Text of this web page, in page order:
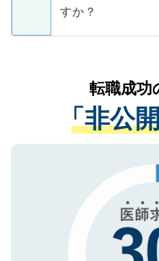
ています。
支援を目的に使用
ているすべての個
は、個人情報の取
管理基準を満たし
る、プライバシー
で、機密保持に関
すか？
かがいして、現在
経験をまじえなが
させていただきま
ない方には、長期
ので、まずはご登
転職成功
「非公